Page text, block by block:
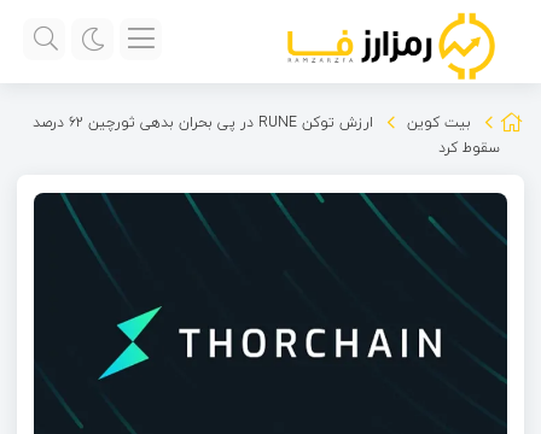
بیت کوین
ارزش توکن RUNE در پی بحران بدهی ثورچین ۶۲ درصد
سقوط کرد